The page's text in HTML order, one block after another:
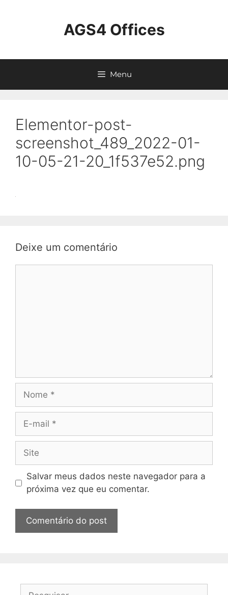
AGS4 Offices
Menu
Elementor-post-
screenshot_489_2022-01-
10-05-21-20_1f537e52.png
Deixe um comentário
Salvar meus dados neste navegador para a
próxima vez que eu comentar.